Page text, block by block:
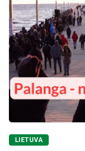
LIETUVA